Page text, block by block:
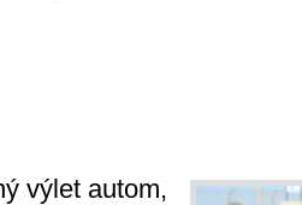
výlet autom,